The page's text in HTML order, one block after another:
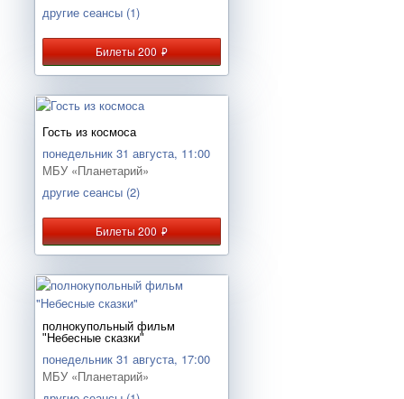
другие сеансы (1)
Билеты 200руб.
Гость из космоса
понедельник 31 августа, 11:00
МБУ «Планетарий»
другие сеансы (2)
Билеты 200руб.
полнокупольный фильм
"Небесные сказки"
понедельник 31 августа, 17:00
МБУ «Планетарий»